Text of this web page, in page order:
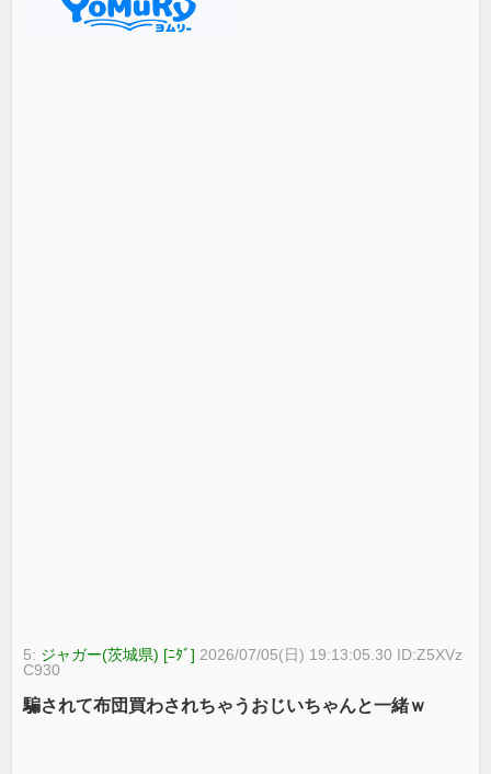
5: ジャガー(茨城県) [ﾆﾀﾞ] 2026/07/05(日) 19:13:05.30 ID:Z5XVz
C930
騙されて布団買わされちゃうおじいちゃんと一緒ｗ